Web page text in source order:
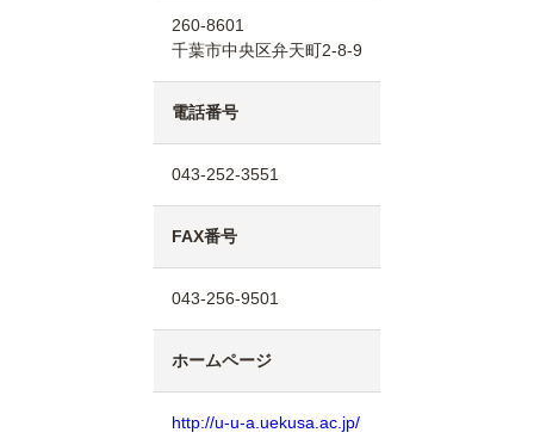
260-8601
千葉市中央区弁天町2-8-9
電話番号
043-252-3551
FAX番号
043-256-9501
ホームページ
http://u-u-a.uekusa.ac.jp/